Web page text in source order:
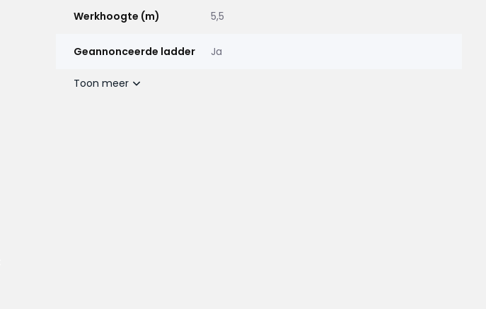
Werkhoogte (m) 5,5
Geannonceerde ladder Ja
Toon meer